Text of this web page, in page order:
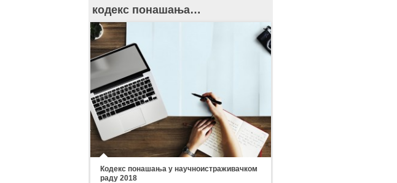
кодекс понашања…
Кодекс понашања у научноистраживачком
раду 2018